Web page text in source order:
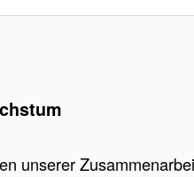
unserer